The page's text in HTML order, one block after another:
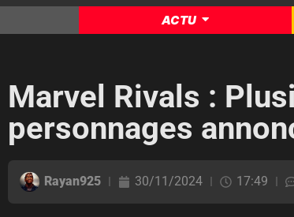
ACTU
Marvel Rivals :
personnages
Rayan925 30/11/2024 17:49